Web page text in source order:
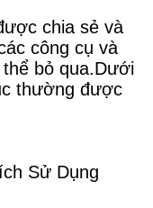
chia sẻ và
công cụ và
bỏ qua.Dưới
thường được
Sử Dụng